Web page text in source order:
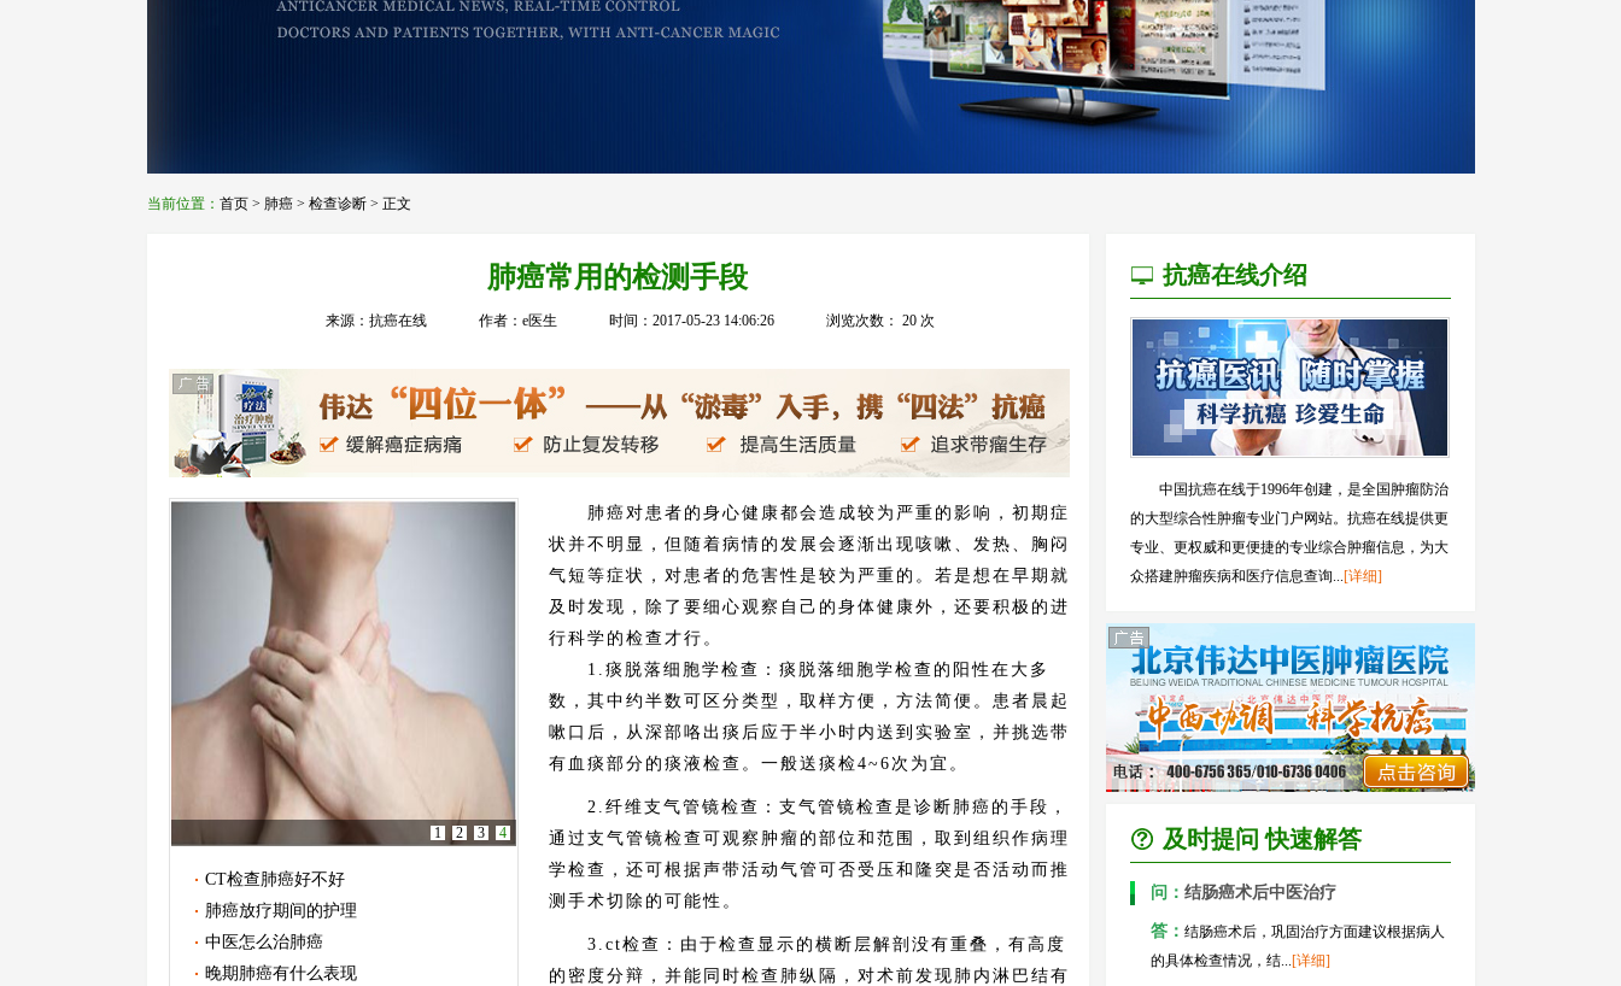
当前位置： 首页> 肺癌> 检查诊断> 正文
肺癌常用的检测手段
来源：抗癌在线 作者：e医生 时间：2017-05-23 14:06:26 浏览次数： 20 次
1 2 3 4
CT检查肺癌好不好
肺癌放疗期间的护理
中医怎么治肺癌
晚期肺癌有什么表现
肺癌对患者的身心健康都会造成较为严重的影响，初期症
状并不明显，但随着病情的发展会逐渐出现咳嗽、发热、胸闷
气短等症状，对患者的危害性是较为严重的。若是想在早期就
及时发现，除了要细心观察自己的身体健康外，还要积极的进
行科学的检查才行。
1.痰脱落细胞学检查：痰脱落细胞学检查的阳性在大多
数，其中约半数可区分类型，取样方便，方法简便。患者晨起
嗽口后，从深部咯出痰后应于半小时内送到实验室，并挑选带
有血痰部分的痰液检查。一般送痰检4~6次为宜。
2.纤维支气管镜检查：支气管镜检查是诊断肺癌的手段，
通过支气管镜检查可观察肿瘤的部位和范围，取到组织作病理
学检查，还可根据声带活动气管可否受压和隆突是否活动而推
测手术切除的可能性。
3.ct检查：由于检查显示的横断层解剖没有重叠，有高度
的密度分辩，并能同时检查肺纵隔，对术前发现肺内淋巴结有
抗癌在线介绍
中国抗癌在线于1996年创建，是全国肿瘤防治
的大型综合性肿瘤专业门户网站。抗癌在线提供更
专业、更权威和更便捷的专业综合肿瘤信息，为大
众搭建肿瘤疾病和医疗信息查询...[详细]
及时提问 快速解答
问： 结肠癌术后中医治疗
答： 结肠癌术后，巩固治疗方面建议根据病人
的具体检查情况，结...[详细]